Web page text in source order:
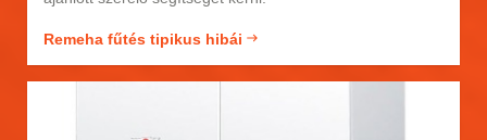
Remeha fűtés tipikus hibái